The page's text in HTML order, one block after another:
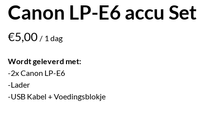
Canon LP-E6 accu Set
/
Wordt geleverd met:
-2x Canon LP-E6
-Lader
-USB Kabel + Voedingsblokje